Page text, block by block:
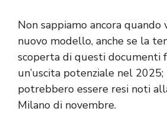
Non sappiamo ancora
nuovo modello, anche se la
scoperta di questi documenti
un’uscita potenziale nel
potrebbero essere resi noti
Milano di novembre.